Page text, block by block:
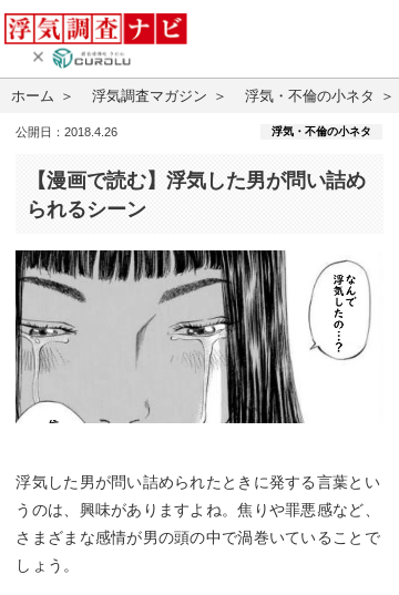
ホーム 浮気調査マガジン 浮気・不倫の小ネタ
公開日：2018.4.26 浮気・不倫の小ネタ
【漫画で読む】浮気した男が問い詰め
られるシーン
浮気した男が問い詰められたときに発する言葉とい
うのは、興味がありますよね。焦りや罪悪感など、
さまざまな感情が男の頭の中で渦巻いていることで
しょう。